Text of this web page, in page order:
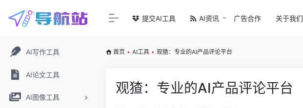
AI写作工具
AI论文工具
AI图像工具
提交AI工具 AI资讯 广告合作 关于我们
首页 • AI工具 • 观猹：专业的AI产品评论平台
观猹：专业的AI产品评论平台